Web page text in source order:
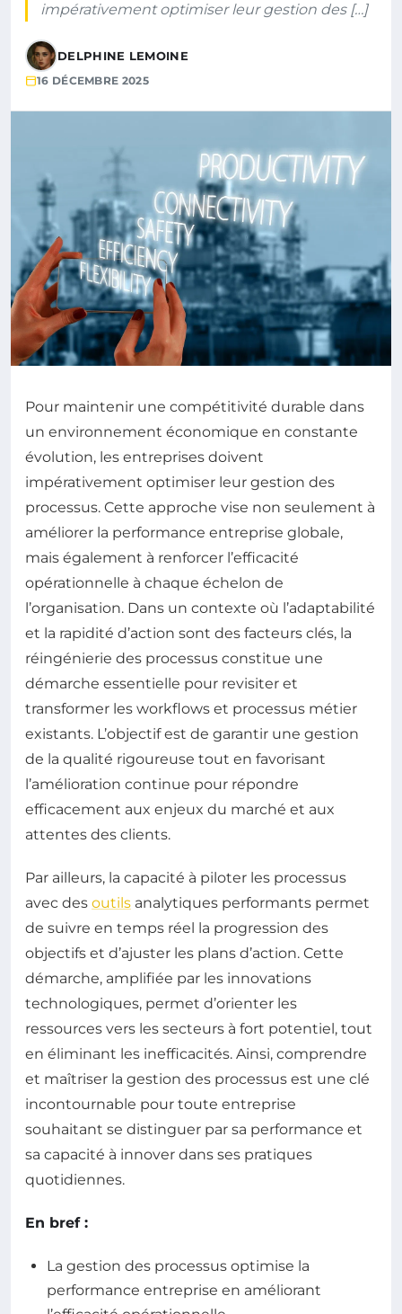
impérativement optimiser leur gestion des […]
DELPHINE LEMOINE
16 DÉCEMBRE 2025
Pour maintenir une compétitivité durable dans
un environnement économique en constante
évolution, les entreprises doivent
impérativement optimiser leur gestion des
processus. Cette approche vise non seulement à
améliorer la performance entreprise globale,
mais également à renforcer l’efficacité
opérationnelle à chaque échelon de
l’organisation. Dans un contexte où l’adaptabilité
et la rapidité d’action sont des facteurs clés, la
réingénierie des processus constitue une
démarche essentielle pour revisiter et
transformer les workflows et processus métier
existants. L’objectif est de garantir une gestion
de la qualité rigoureuse tout en favorisant
l’amélioration continue pour répondre
efficacement aux enjeux du marché et aux
attentes des clients.
Par ailleurs, la capacité à piloter les processus
avec des outils analytiques performants permet
de suivre en temps réel la progression des
objectifs et d’ajuster les plans d’action. Cette
démarche, amplifiée par les innovations
technologiques, permet d’orienter les
ressources vers les secteurs à fort potentiel, tout
en éliminant les inefficacités. Ainsi, comprendre
et maîtriser la gestion des processus est une clé
incontournable pour toute entreprise
souhaitant se distinguer par sa performance et
sa capacité à innover dans ses pratiques
quotidiennes.
En bref :
La gestion des processus optimise la
performance entreprise en améliorant